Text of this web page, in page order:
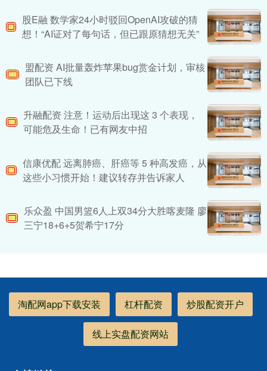
股E融 数学家24小时驳回OpenAI攻破的猜
想！“AI证对了每句话，但已跟原猜想无关”
盟配资 AI批量轰炸苹果bug赏金计划，审核
团队已下线
升融配资 注意！运动后出现这 3 个表现，
可能危及生命！已有网友中招
信康优配 远离肺癌、肝癌等 5 种高发癌，从
这些小习惯开始！建议转存并告诉家人
乐众盈 中国男篮6人上双34分大胜喀麦隆 廖
三宁18+6+5贺希宁17分
淘配网app下载安装 杠杆配资 炒股配资开户
线上实盘配资网站